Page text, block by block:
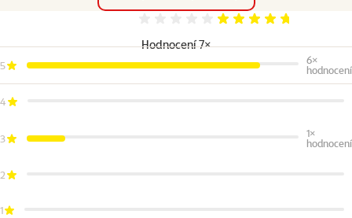
Hodnocení 7×
Hodnocení 94%
5
6×
hodnocení
4
3
1×
hodnocení
2
1